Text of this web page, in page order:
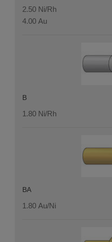
2.50 Ni/Rh
4.00 Au
B
1.80 Ni/Rh
BA
1.80 Au/Ni